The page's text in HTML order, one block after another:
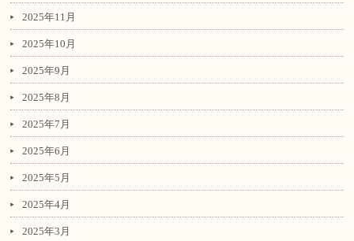
2025年11月
2025年10月
2025年9月
2025年8月
2025年7月
2025年6月
2025年5月
2025年4月
2025年3月